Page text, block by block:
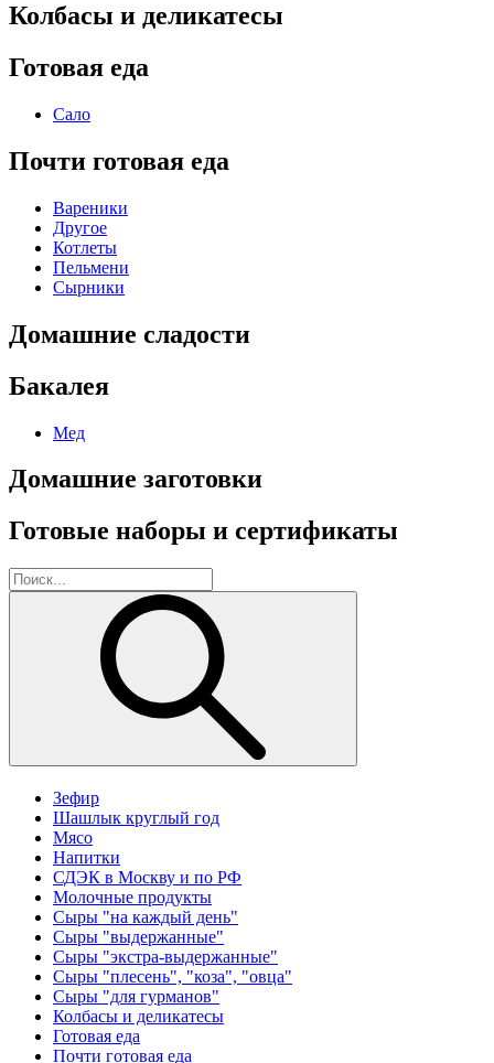
Колбасы и деликатесы
Готовая еда
Сало
Почти готовая еда
Вареники
Другое
Котлеты
Пельмени
Сырники
Домашние сладости
Бакалея
Мед
Домашние заготовки
Готовые наборы и сертификаты
Зефир
Шашлык круглый год
Мясо
Напитки
СДЭК в Москву и по РФ
Молочные продукты
Сыры "на каждый день"
Сыры "выдержанные"
Сыры "экстра-выдержанные"
Сыры "плесень", "коза", "овца"
Сыры "для гурманов"
Колбасы и деликатесы
Готовая еда
Почти готовая еда